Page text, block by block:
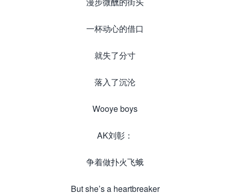
一杯动心的借口
就失了分寸
落入了沉沦
Wooye boys
AK刘彰：
争着做扑火飞蛾
But she’s a heartbreaker